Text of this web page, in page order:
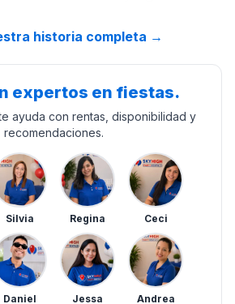
historia completa →
expertos en fiestas.
ayuda con rentas, disponibilidad y
recomendaciones.
Silvia Regina Ceci
Daniel Jessa Andrea